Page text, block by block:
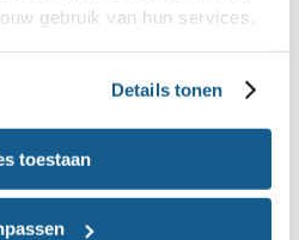
gebruik van hun services.
Details tonen
toestaan